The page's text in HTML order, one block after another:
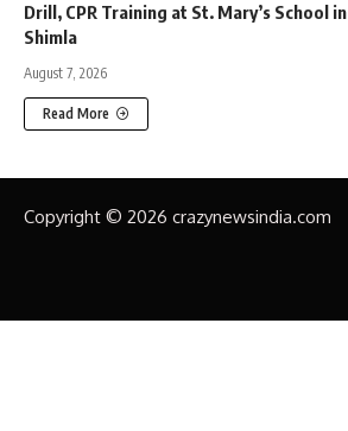
Drill, CPR Training at St. Mary’s School in
Shimla
August 7, 2026
Read More
Copyright © 2026 crazynewsindia.com